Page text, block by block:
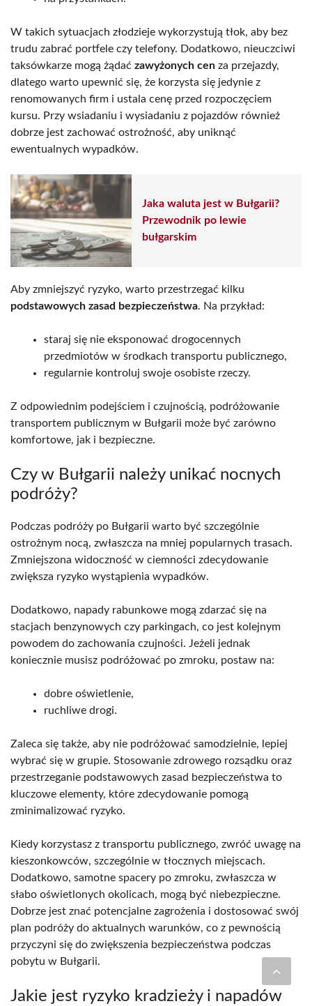
W takich sytuacjach złodzieje wykorzystują tłok, aby bez
trudu zabrać portfele czy telefony. Dodatkowo, nieuczciwi
taksówkarze mogą żądać zawyżonych cen za przejazdy,
dlatego warto upewnić się, że korzysta się jedynie z
renomowanych firm i ustala cenę przed rozpoczęciem
kursu. Przy wsiadaniu i wysiadaniu z pojazdów również
dobrze jest zachować ostrożność, aby uniknąć
ewentualnych wypadków.
Jaka waluta jest w Bułgarii?
Przewodnik po lewie
bułgarskim
Aby zmniejszyć ryzyko, warto przestrzegać kilku
podstawowych zasad bezpieczeństwa. Na przykład:
staraj się nie eksponować drogocennych
przedmiotów w środkach transportu publicznego,
regularnie kontroluj swoje osobiste rzeczy.
Z odpowiednim podejściem i czujnością, podróżowanie
transportem publicznym w Bułgarii może być zarówno
komfortowe, jak i bezpieczne.
Czy w Bułgarii należy unikać nocnych
podróży?
Podczas podróży po Bułgarii warto być szczególnie
ostrożnym nocą, zwłaszcza na mniej popularnych trasach.
Zmniejszona widoczność w ciemności zdecydowanie
zwiększa ryzyko wystąpienia wypadków.
Dodatkowo, napady rabunkowe mogą zdarzać się na
stacjach benzynowych czy parkingach, co jest kolejnym
powodem do zachowania czujności. Jeżeli jednak
koniecznie musisz podróżować po zmroku, postaw na:
dobre oświetlenie,
ruchliwe drogi.
Zaleca się także, aby nie podróżować samodzielnie, lepiej
wybrać się w grupie. Stosowanie zdrowego rozsądku oraz
przestrzeganie podstawowych zasad bezpieczeństwa to
kluczowe elementy, które zdecydowanie pomogą
zminimalizować ryzyko.
Kiedy korzystasz z transportu publicznego, zwróć uwagę na
kieszonkowców, szczególnie w tłocznych miejscach.
Dodatkowo, samotne spacery po zmroku, zwłaszcza w
słabo oświetlonych okolicach, mogą być niebezpieczne.
Dobrze jest znać potencjalne zagrożenia i dostosować swój
plan podróży do aktualnych warunków, co z pewnością
przyczyni się do zwiększenia bezpieczeństwa podczas
pobytu w Bułgarii.
Jakie jest ryzyko kradzieży i napadów